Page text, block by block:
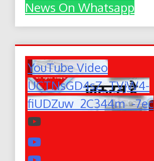
News On Whatsapp
YouTube Video
UCTNsGD4sZ_TVjW4-
fiUDZuw_2C344m_-7ec